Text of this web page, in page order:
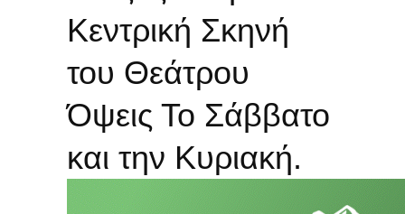
Κεντρική Σκηνή
του Θεάτρου
Όψεις Το Σάββατο
και την Κυριακή.